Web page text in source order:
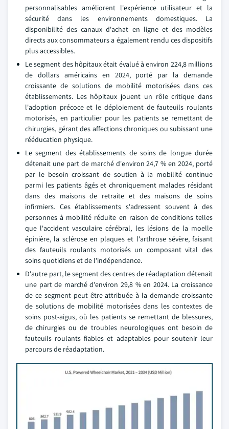
personnalisables améliorent l'expérience utilisateur et la
sécurité dans les environnements domestiques. La
disponibilité des canaux d'achat en ligne et des modèles
directs aux consommateurs a également rendu ces dispositifs
plus accessibles.
Le segment des hôpitaux était évalué à environ 224,8 millions
de dollars américains en 2024, porté par la demande
croissante de solutions de mobilité motorisées dans ces
établissements. Les hôpitaux jouent un rôle critique dans
l'adoption précoce et le déploiement de fauteuils roulants
motorisés, en particulier pour les patients se remettant de
chirurgies, gérant des affections chroniques ou subissant une
rééducation physique.
Le segment des établissements de soins de longue durée
détenait une part de marché d'environ 24,7 % en 2024, porté
par le besoin croissant de soutien à la mobilité continue
parmi les patients âgés et chroniquement malades résidant
dans des maisons de retraite et des maisons de soins
infirmiers. Ces établissements s'adressent souvent à des
personnes à mobilité réduite en raison de conditions telles
que l'accident vasculaire cérébral, les lésions de la moelle
épinière, la sclérose en plaques et l'arthrose sévère, faisant
des fauteuils roulants motorisés un composant vital des
soins quotidiens et de l'indépendance.
D'autre part, le segment des centres de réadaptation détenait
une part de marché d'environ 29,8 % en 2024. La croissance
de ce segment peut être attribuée à la demande croissante
de solutions de mobilité motorisées dans les contextes de
soins post-aigus, où les patients se remettant de blessures,
de chirurgies ou de troubles neurologiques ont besoin de
fauteuils roulants fiables et adaptables pour soutenir leur
parcours de réadaptation.